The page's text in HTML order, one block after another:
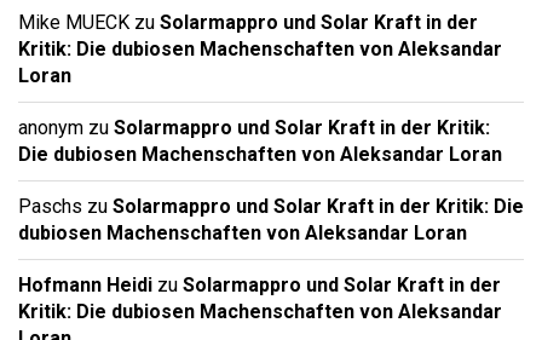
Mike MUECK zu Solarmappro und Solar Kraft in der
Kritik: Die dubiosen Machenschaften von Aleksandar
Loran
anonym zu Solarmappro und Solar Kraft in der Kritik:
Die dubiosen Machenschaften von Aleksandar Loran
Paschs zu Solarmappro und Solar Kraft in der Kritik: Die
dubiosen Machenschaften von Aleksandar Loran
Hofmann Heidi zu Solarmappro und Solar Kraft in der
Kritik: Die dubiosen Machenschaften von Aleksandar